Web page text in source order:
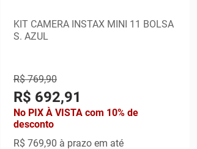
KIT CAMERA INSTAX MINI 11 BOLSA
S. AZUL
R$ 769,90
R$ 692,91
No PIX À VISTA com 10% de
desconto
R$ 769,90 à prazo em até